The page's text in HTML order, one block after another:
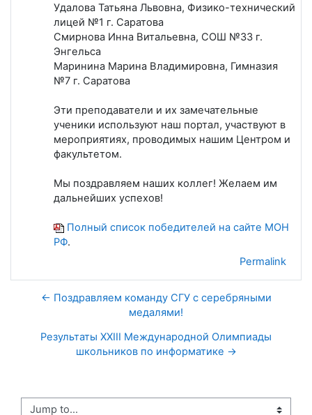
Удалова Татьяна Львовна, Физико-технический
лицей №1 г. Саратова
Смирнова Инна Витальевна, СОШ №33 г.
Энгельса
Маринина Марина Владимировна, Гимназия
№7 г. Саратова
Эти преподаватели и их замечательные
ученики используют наш портал, участвуют в
мероприятиях, проводимых нашим Центром и
факультетом.
Мы поздравляем наших коллег! Желаем им
дальнейших успехов!
Полный список победителей на сайте МОН
РФ.
Permalink
← Поздравляем команду СГУ с серебряными
медалями!
Результаты XXIII Международной Олимпиады
школьников по информатике →